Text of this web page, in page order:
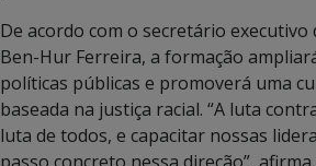
De acordo com o secretário
Ben-Hur Ferreira, a formação
políticas públicas e promoverá uma
baseada na justiça racial. “A luta
luta de todos, e capacitar nossas